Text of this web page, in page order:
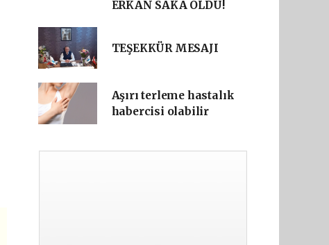
ERKAN SAKA OLDU!
TEŞEKKÜR MESAJI
Aşırı terleme hastalık
habercisi olabilir